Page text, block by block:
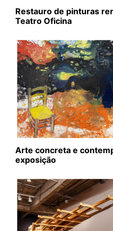
Restauro de pinturas
Teatro Oficina
Arte concreta e
exposição